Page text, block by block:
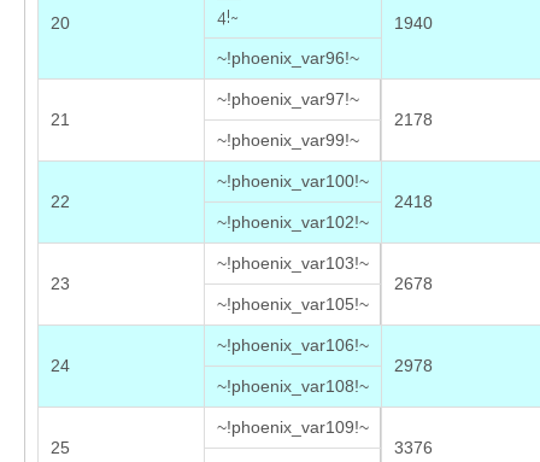
20
4!~
1940
~!phoenix_var96!~
21
~!phoenix_var97!~
2178
~!phoenix_var99!~
22
~!phoenix_var100!~
2418
~!phoenix_var102!~
23
~!phoenix_var103!~
2678
~!phoenix_var105!~
24
~!phoenix_var106!~
2978
~!phoenix_var108!~
25
~!phoenix_var109!~
3376